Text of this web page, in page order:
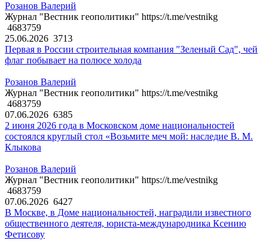
Розанов Валерий
Журнал "Вестник геополитики" https://t.me/vestnikg
4683759
25.06.2026 3713
Первая в России строительная компания "Зеленый Сад", чей
флаг побывает на полюсе холода
Розанов Валерий
Журнал "Вестник геополитики" https://t.me/vestnikg
4683759
07.06.2026 6385
2 июня 2026 года в Московском доме национальностей
состоялся круглый стол «Возьмите меч мой: наследие В. М.
Клыкова
Розанов Валерий
Журнал "Вестник геополитики" https://t.me/vestnikg
4683759
07.06.2026 6427
В Москве, в Доме национальностей, наградили известного
общественного деятеля, юриста-международника Ксению
Фетисову